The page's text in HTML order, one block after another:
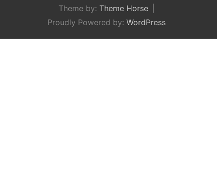
Theme by: Theme Horse
Proudly Powered by: WordPress